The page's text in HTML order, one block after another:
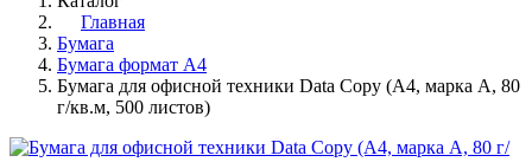
Главная
Бумага
Бумага формат А4
Бумага для офисной техники Data Copy (А4, марка A, 80
г/кв.м, 500 листов)